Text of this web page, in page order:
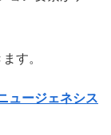
す。
ュージェネシス